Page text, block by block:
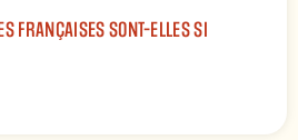
FRANÇAISES SONT-ELLES SI